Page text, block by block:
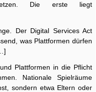
Die erste liegt
Der Digital Services Act
was Plattformen dürfen
Plattformen in die Pflicht
Nationale Spielräume
sondern etwa Eltern oder